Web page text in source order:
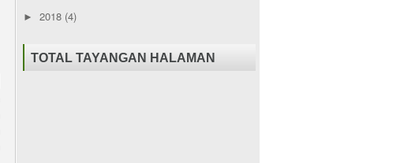
► 2018 (4)
TOTAL TAYANGAN HALAMAN